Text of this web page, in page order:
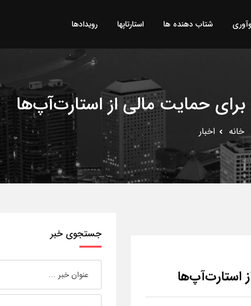
شتاب دهنده ها استارتاپها رویدادها
برای حمایت مالی از استارت‌آپ‌ها
خانه اخبار
استارت‌آپ‌ها
جستجوی خبر